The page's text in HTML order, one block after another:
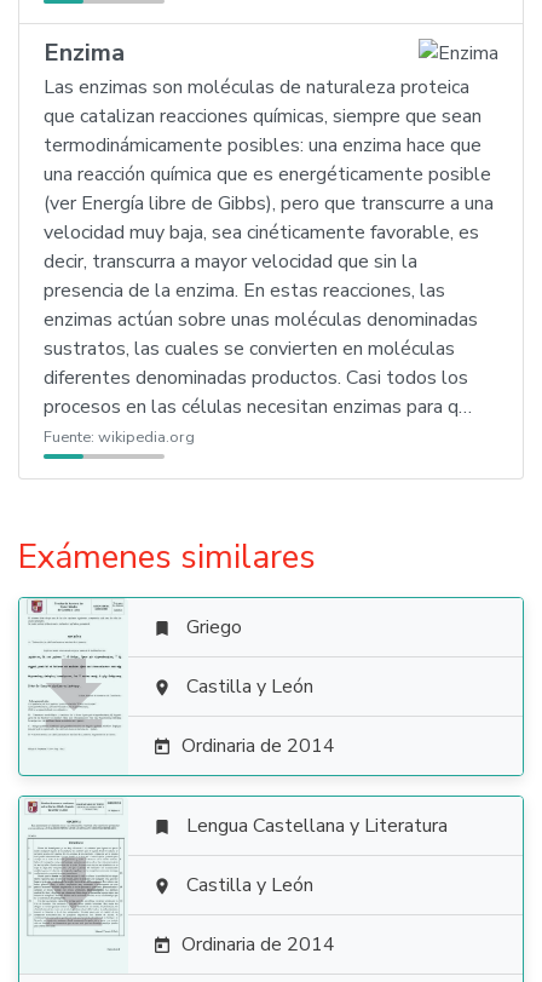
Enzima
Las enzimas son moléculas de naturaleza proteica
que catalizan reacciones químicas, siempre que sean
termodinámicamente posibles: una enzima hace que
una reacción química que es energéticamente posible
(ver Energía libre de Gibbs), pero que transcurre a una
velocidad muy baja, sea cinéticamente favorable, es
decir, transcurra a mayor velocidad que sin la
presencia de la enzima. En estas reacciones, las
enzimas actúan sobre unas moléculas denominadas
sustratos, las cuales se convierten en moléculas
diferentes denominadas productos. Casi todos los
procesos en las células necesitan enzimas para q…
Fuente: wikipedia.org
Exámenes similares

 Griego
 Castilla y León
 Ordinaria de 2014

 Lengua Castellana y Literatura
 Castilla y León
 Ordinaria de 2014